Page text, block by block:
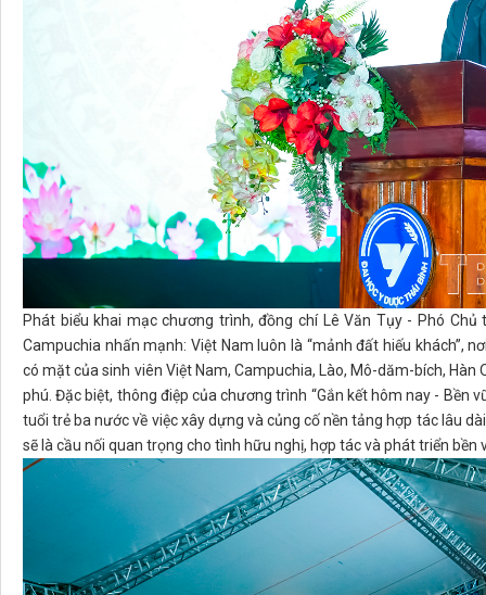
Phát biểu khai mạc chương trình, đồng chí Lê Văn Tụy - Phó
Campuchia nhấn mạnh: Việt Nam luôn là “mảnh đất hiếu khách”,
có mặt của sinh viên Việt Nam, Campuchia, Lào, Mô-dăm-bích,
phú. Đặc biệt, thông điệp của chương trình “Gắn kết hôm nay - Bền
tuổi trẻ ba nước về việc xây dựng và củng cố nền tảng hợp tác lâu
sẽ là cầu nối quan trọng cho tình hữu nghị, hợp tác và phát triển bền